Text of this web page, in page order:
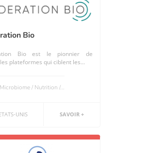
Bio
Bio est le pionnier de
plateformes qui ciblent les...
Microbiome / Nutrition /...
UNIS SAVOIR +